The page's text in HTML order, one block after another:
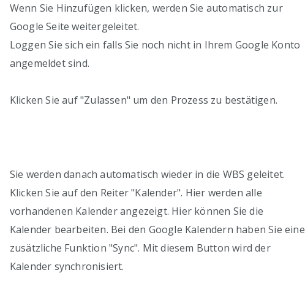
Wenn Sie Hinzufügen klicken, werden Sie automatisch zur
Google Seite weitergeleitet.
Loggen Sie sich ein falls Sie noch nicht in Ihrem Google Konto
angemeldet sind.
Klicken Sie auf "Zulassen" um den Prozess zu bestätigen.
Sie werden danach automatisch wieder in die WBS geleitet.
Klicken Sie auf den Reiter "Kalender". Hier werden alle
vorhandenen Kalender angezeigt. Hier können Sie die
Kalender bearbeiten. Bei den Google Kalendern haben Sie eine
zusätzliche Funktion "Sync". Mit diesem Button wird der
Kalender synchronisiert.